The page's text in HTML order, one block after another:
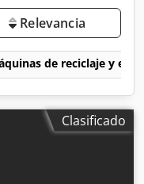
Relevancia
de reciclaje y
Clasificado